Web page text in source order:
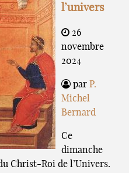
l’univers
26
novembre
2024
parP.
Michel
Bernard
Ce
dimanche
Christ-Roi de l’Univers.